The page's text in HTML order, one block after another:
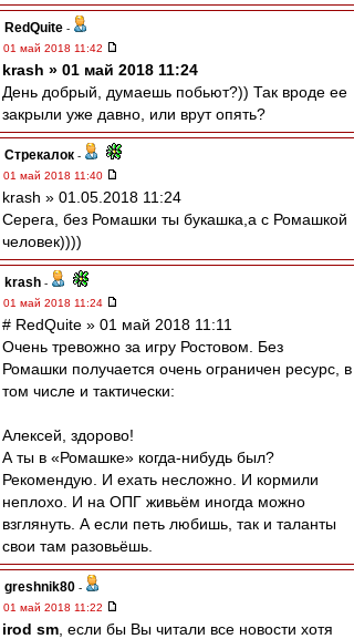
RedQuite -
01 май 2018 11:42
krash » 01 май 2018 11:24
День добрый, думаешь побьют?)) Так вроде ее
закрыли уже давно, или врут опять?
Стрекалок -
01 май 2018 11:40
krash » 01.05.2018 11:24
Серега, без Ромашки ты букашка,а с Ромашкой
человек))))
krash -
01 май 2018 11:24
# RedQuite » 01 май 2018 11:11
Очень тревожно за игру Ростовом. Без
Ромашки получается очень ограничен ресурс, в
том числе и тактически:
Алексей, здорово!
А ты в «Ромашке» когда-нибудь был?
Рекомендую. И ехать несложно. И кормили
неплохо. И на ОПГ живьём иногда можно
взглянуть. А если петь любишь, так и таланты
свои там разовьёшь.
greshnik80 -
01 май 2018 11:22
irod sm , если бы Вы читали все новости хотя